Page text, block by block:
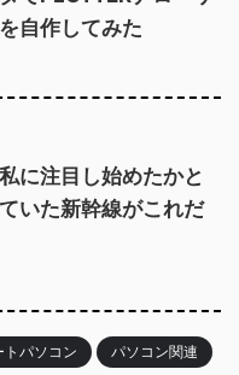
自作してみた
に注目し始めたかと
いた新幹線がこれだ
トパソコン パソコン関連